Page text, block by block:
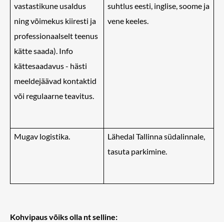
vastastikune usaldus
ning võimekus kiiresti ja
professionaalselt teenus
kätte saada). Info
kättesaadavus - hästi
meeldejäävad kontaktid
või regulaarne teavitus.
suhtlus eesti, inglise, soome ja
vene keeles.
Mugav logistika.
Lähedal Tallinna südalinnale,
tasuta parkimine.
Kohvipaus võiks olla nt selline: